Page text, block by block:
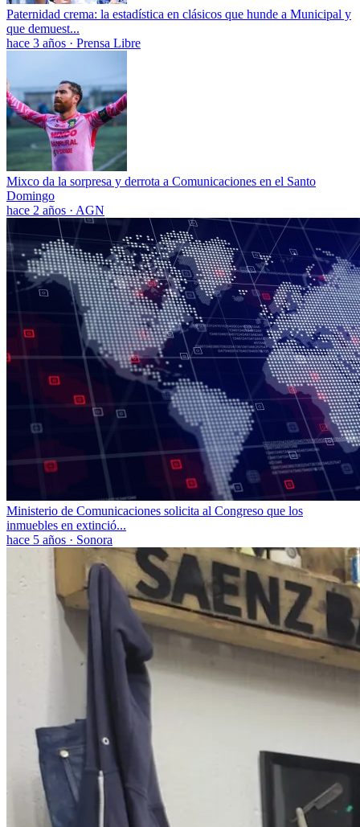
Paternidad crema: la estadística en clásicos que hunde a Municipal y
que demuest...
hace 3 años · Prensa Libre
Mixco da la sorpresa y derrota a Comunicaciones en el Santo
Domingo
hace 2 años · AGN
Ministerio de Comunicaciones solicita al Congreso que los
inmuebles en extinció...
hace 5 años · Sonora